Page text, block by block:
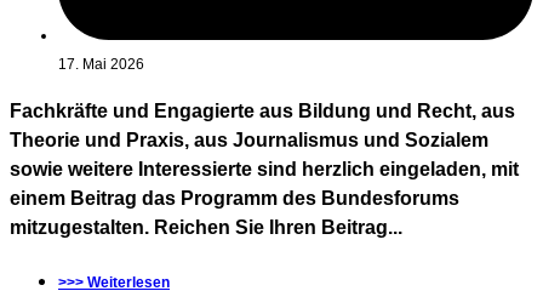
17. Mai 2026
Fachkräfte und Engagierte aus Bildung und Recht, aus
Theorie und Praxis, aus Journalismus und Sozialem
sowie weitere Interessierte sind herzlich eingeladen, mit
einem Beitrag das Programm des Bundesforums
mitzugestalten. Reichen Sie Ihren Beitrag...
>>> Weiterlesen